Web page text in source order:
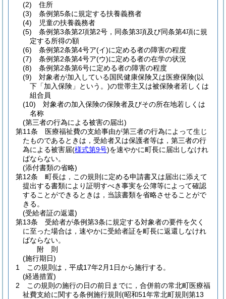
(2)
住所
(3)
条例第5条に規定する扶養義務者
(4)
児童の扶養義務者
(5)
条例第3条第2項第2号，同条第3項及び同条第4項に規
定する所得の額
(6)
条例第2条第4号ア(イ)に定める者の障害の程度
(7)
条例第2条第4号ア(ウ)に定める者の在学の状況
(8)
条例第2条第6号に定める者の障害の程度
(9)
対象者が加入している国民健康保険又は医療保険(以
下「加入保険」という。)の世帯主又は被保険者若しくは
組合員
(10)
対象者の加入保険の保険者及びその所在地若しくは
名称
(第三者の行為による被害の届出)
第11条
医療福祉費の支給事由が第三者の行為によって生じ
たものであるときは，受給者又は保護者等は，第三者の行
為による被害届(様式第9号)を速やかに町長に届出しなけれ
ばならない。
(添付書類の省略)
第12条
町長は，この規則に定める申請書又は届出に添えて
提出する書類により証明すべき事実を公簿等によって確認
することができるときは，当該書類を省略させることがで
きる。
(受給者証の返還)
第13条
受給者が条例第3条に規定する対象者の要件を欠く
に至った場合は，速やかに受給者証を町長に返還しなけれ
ばならない。
附 則
(施行期日)
1
この規則は，平成17年2月1日から施行する。
(経過措置)
2
この規則の施行の日の前日までに，合併前の常北町医療福
祉費支給に関する条例施行規則 (昭和51年常北町規則第13